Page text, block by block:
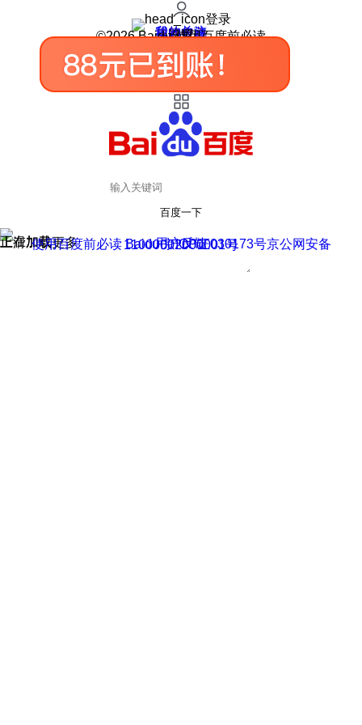
登录
我的关注
我的收藏
皮肤中心
用户反馈
设置
©2026 Baidu 使用百度前必读
百度一下
正在加载
上滑加载更多 用户反馈
使用百度前必读 Baidu 京ICP证030173号
京公网安备11000002000001号